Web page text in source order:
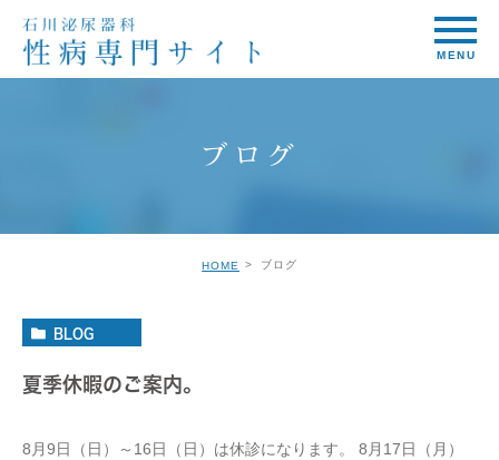
ブログ
HOME ブログ
BLOG
夏季休暇のご案内。
8月9日（日）～16日（日）は休診になります。 8月17日（月）